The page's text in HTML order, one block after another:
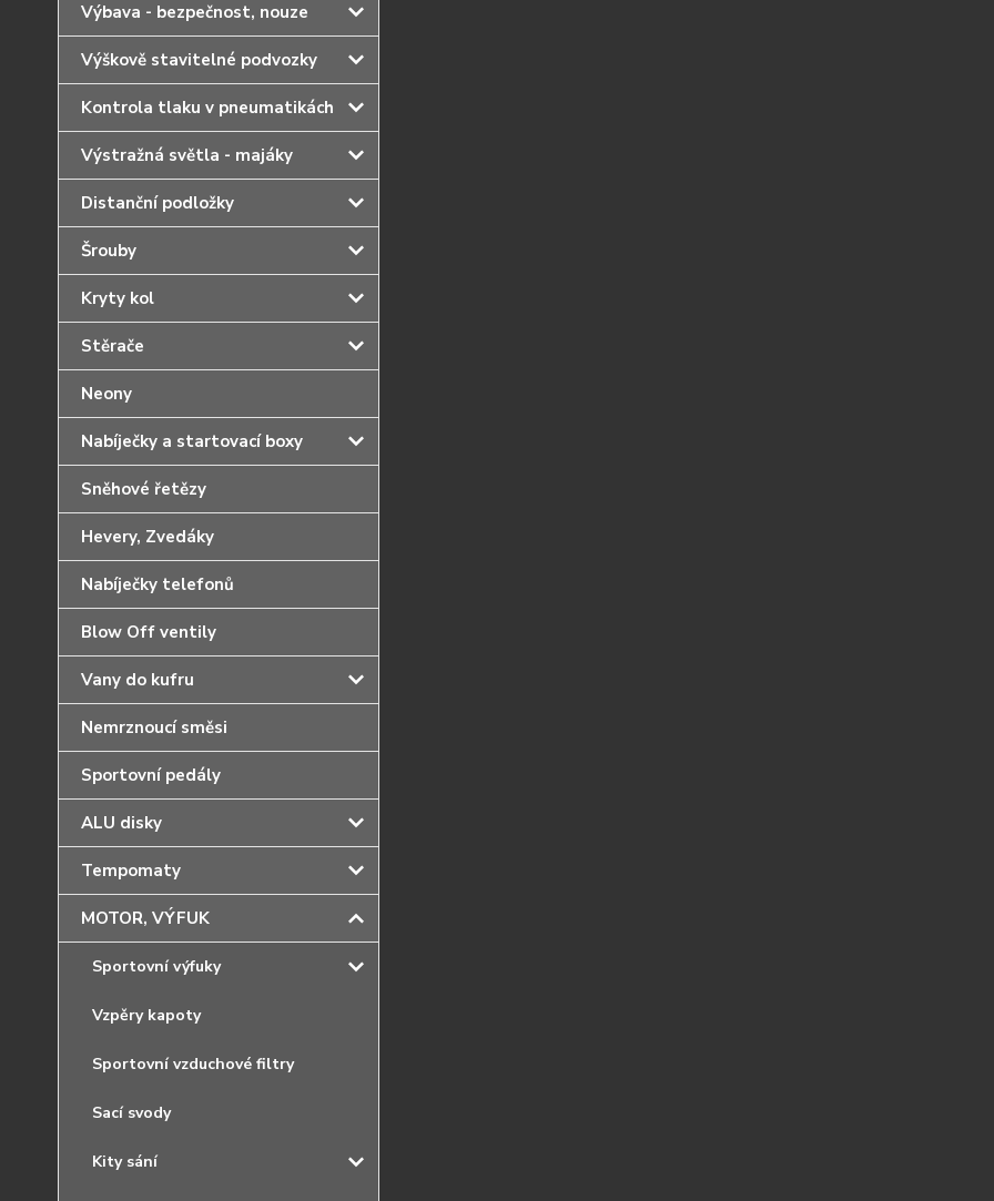
Výbava - bezpečnost, nouze
Výškově stavitelné podvozky
Kontrola tlaku v pneumatikách
Výstražná světla - majáky
Distanční podložky
Šrouby
Kryty kol
Stěrače
Neony
Nabíječky a startovací boxy
Sněhové řetězy
Hevery, Zvedáky
Nabíječky telefonů
Blow Off ventily
Vany do kufru
Nemrznoucí směsi
Sportovní pedály
ALU disky
Tempomaty
MOTOR, VÝFUK
Sportovní výfuky
Vzpěry kapoty
Sportovní vzduchové filtry
Sací svody
Kity sání